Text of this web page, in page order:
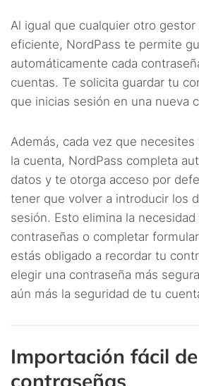
Al igual que cualquier otro
eficiente, NordPass te permite
automáticamente cada
cuentas. Te solicita guardar tu
que inicias sesión en una nueva
Además, cada vez que necesites
la cuenta, NordPass completa
datos y te otorga acceso por
tener que volver a introducir los
sesión. Esto elimina la
contraseñas o completar
estás obligado a recordar tu
elegir una contraseña más
aún más la seguridad de tu
Importación fácil de
contraseñas